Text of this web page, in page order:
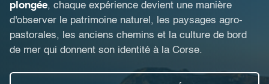
plongée, chaque expérience devient une manière
d'observer le patrimoine naturel, les paysages agro-
pastorales, les anciens chemins et la culture de bord
de mer qui donnent son identité à la Corse.